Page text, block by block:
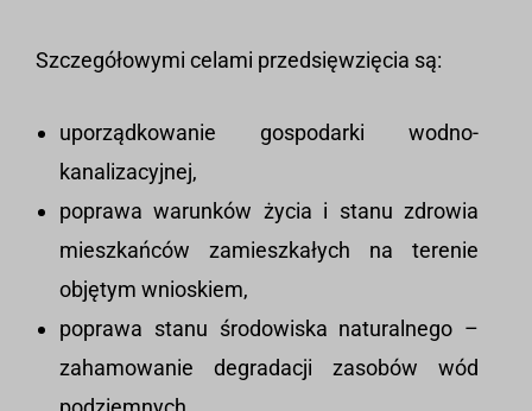
Szczegółowymi celami przedsięwzięcia są:
uporządkowanie gospodarki wodno-
kanalizacyjnej,
poprawa warunków życia i stanu zdrowia
mieszkańców zamieszkałych na terenie
objętym wnioskiem,
poprawa stanu środowiska naturalnego –
zahamowanie degradacji zasobów wód